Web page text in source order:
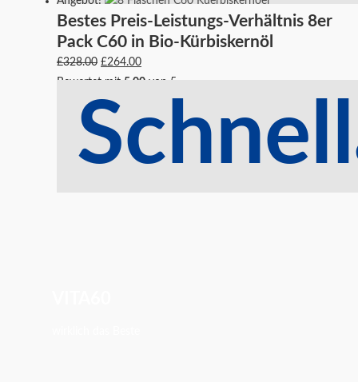
Bestes Preis-Leistungs-Verhältnis 8er
Pack C60 in Bio-Kürbiskernöl
£328.00 £264.00
Bewertet mit 5.00 von 5